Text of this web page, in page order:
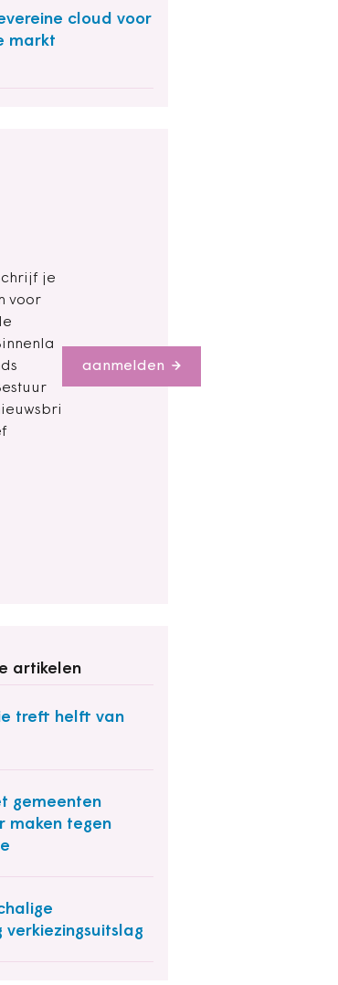
cloud voor
markt
je
voor
aanmelden
artikelen
treft helft van
gemeenten
maken tegen